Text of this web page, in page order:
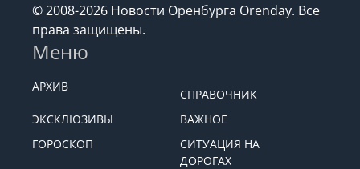
© 2008-2026 Новости Оренбурга Orenday. Все
права защищены.
Меню
АРХИВ
СПРАВОЧНИК
ЭКСКЛЮЗИВЫ
ВАЖНОЕ
ГОРОСКОП
СИТУАЦИЯ НА
ДОРОГАХ